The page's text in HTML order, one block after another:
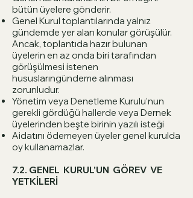
bütün üyelere gönderir.
Genel Kurul toplantılarında yalnız
gündemde yer alan konular görüşülür.
Ancak, toplantıda hazır bulunan
üyelerin en az onda biri tarafından
görüşülmesi istenen
hususlarıngündeme alınması
zorunludur.
Yönetim veya Denetleme Kurulu’nun
gerekli gördüğü hallerde veya Dernek
üyelerinden beşte birinin yazılı isteği
Aidatını ödemeyen üyeler genel kurulda
oy kullanamazlar.
7.2. GENEL KURUL’UN GÖREV VE
YETKİLERİ